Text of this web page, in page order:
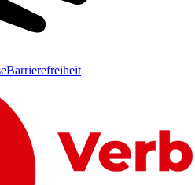
Barrierefreiheit